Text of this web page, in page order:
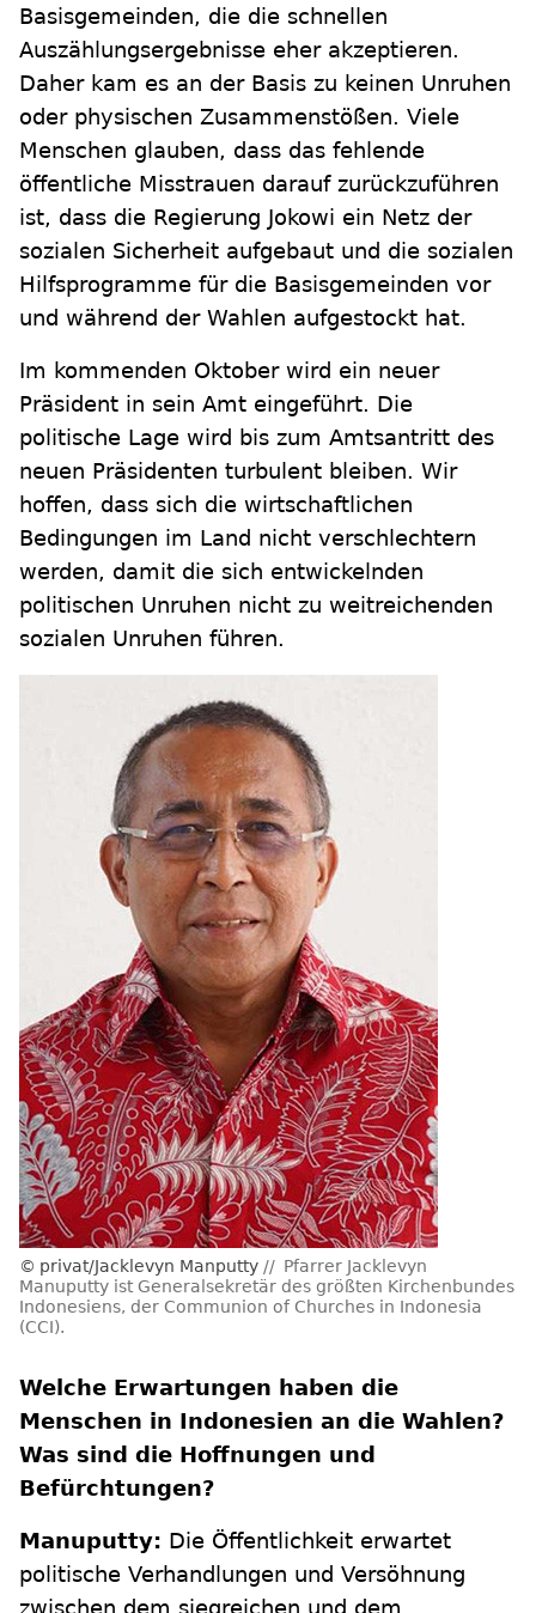
Basisgemeinden, die die schnellen
Auszählungsergebnisse eher akzeptieren.
Daher kam es an der Basis zu keinen Unruhen
oder physischen Zusammenstößen. Viele
Menschen glauben, dass das fehlende
öffentliche Misstrauen darauf zurückzuführen
ist, dass die Regierung Jokowi ein Netz der
sozialen Sicherheit aufgebaut und die sozialen
Hilfsprogramme für die Basisgemeinden vor
und während der Wahlen aufgestockt hat.
Im kommenden Oktober wird ein neuer
Präsident in sein Amt eingeführt. Die
politische Lage wird bis zum Amtsantritt des
neuen Präsidenten turbulent bleiben. Wir
hoffen, dass sich die wirtschaftlichen
Bedingungen im Land nicht verschlechtern
werden, damit die sich entwickelnden
politischen Unruhen nicht zu weitreichenden
sozialen Unruhen führen.
privat/Jacklevyn Manputty
Pfarrer Jacklevyn
Manuputty ist Generalsekretär des größten Kirchenbundes
Indonesiens, der Communion of Churches in Indonesia
(CCI).
Welche Erwartungen haben die
Menschen in Indonesien an die Wahlen?
Was sind die Hoffnungen und
Befürchtungen?
Manuputty: Die Öffentlichkeit erwartet
politische Verhandlungen und Versöhnung
zwischen dem siegreichen und dem